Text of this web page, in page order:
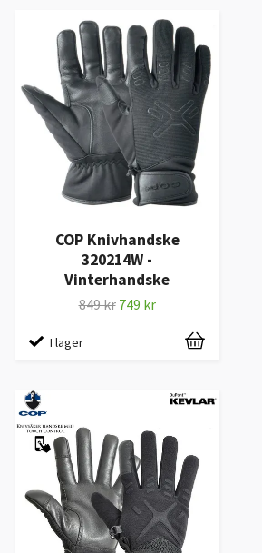
COP Knivhandske
320214W -
Vinterhandske
849 kr 749 kr
I lager